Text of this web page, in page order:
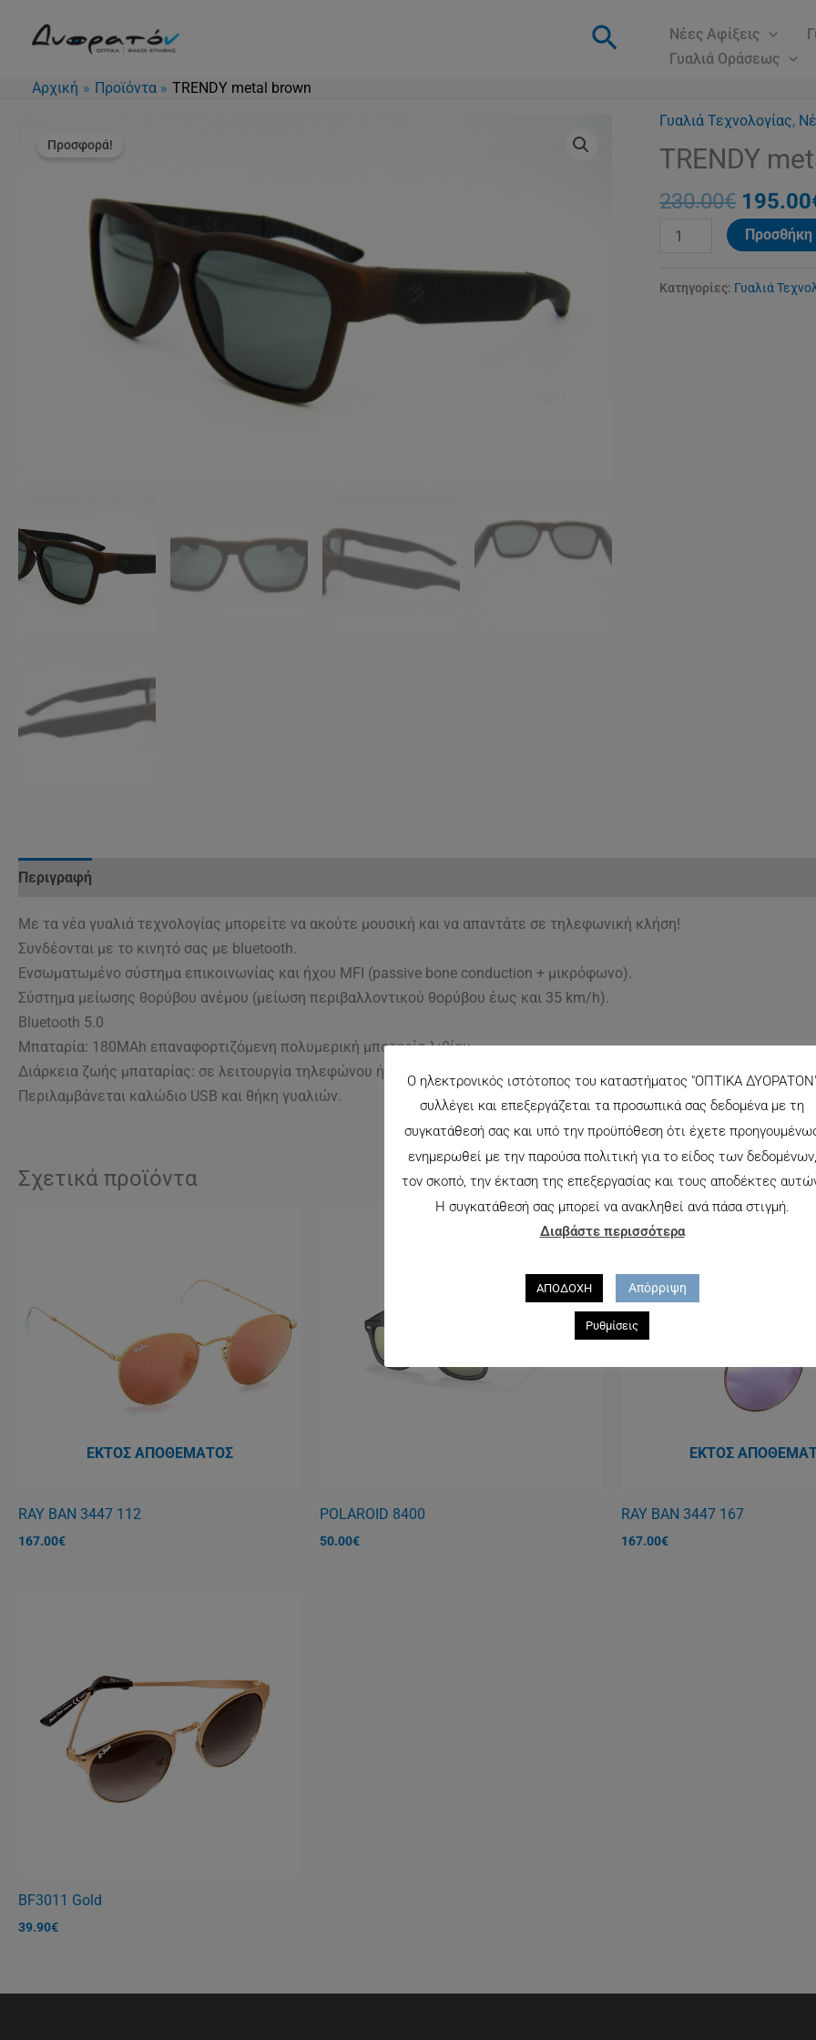
Αναζήτηση
Νέες Αφίξεις
Γυαλιά Οράσεως
Αρχική
Προϊόντα TRENDY metal brown
Προσφορά!
Γυαλιά Τεχνολογίας,
TRENDY
230.00€
Original
price
was:
195.00
TRENDY
metal
brown
ποσότητα
Προσθήκη
Κατηγορίες: Γυαλιά
Περιγραφή
Με τα νέα γυαλιά τεχνολογίας μπορείτε να ακούτε μουσική και να απαντάτε σε τηλεφωνική κλήση!
Συνδέονται με το κινητό σας με bluetooth.
Ενσωματωμένο σύστημα επικοινωνίας και ήχου MFI (passive bone conduction + μικρόφωνο).
Σύστημα μείωσης θορύβου ανέμου (μείωση περιβαλλοντικού θορύβου έως και 35 km/h).
Bluetooth 5.0
Μπαταρία: 180MAh επαναφορτιζόμενη πολυμερική μπαταρία λιθίου.
Διάρκεια ζωής μπαταρίας: σε λειτουργία τηλεφώνου ή μουσικής 5 ώρες ~ σε αναμονή 24 ώρες.
Περιλαμβάνεται καλώδιο USB και θήκη γυαλιών.
Σχετικά προϊόντα
ΕΚΤΌΣ ΑΠΟΘΈΜΑΤΟΣ
RAY BAN 3447 112
167.00€
POLAROID 8400
50.00€
ΕΚΤΌΣ
RAY BAN 3447 167
167.00€
BF3011 Gold
39.90€
Ο ηλεκτρονικός ιστότοπος του καταστήματος "ΟΠΤΙΚΑ
συλλέγει και επεξεργάζεται τα προσωπικά σας δεδομένα με τη
συγκατάθεσή σας και υπό την προϋπόθεση ότι έχετε
ενημερωθεί με την παρούσα πολιτική για το είδος των δεδομένων,
τον σκοπό, την έκταση της επεξεργασίας και τους αποδέκτες
Η συγκατάθεσή σας μπορεί να ανακληθεί ανά πάσα στιγμή.
Διαβάστε περισσότερα
ΑΠΟΔΟΧΗ Απόρριψη
Ρυθμίσεις